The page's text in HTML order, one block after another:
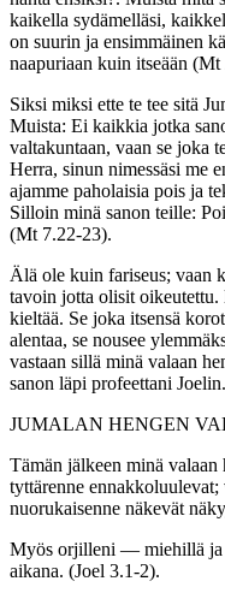
kaikella sydämelläsi,
on suurin ja ensimmäinen
naapuriaan kuin itseään
Siksi miksi ette te tee sitä
Muista: Ei kaikkia jotka
valtakuntaan, vaan se joka
Herra, sinun nimessäsi me
ajamme paholaisia pois ja
Silloin minä sanon teille:
(Mt 7.22-23).
Älä ole kuin fariseus; vaan
tavoin jotta olisit oikeutettu.
kieltää. Se joka itsensä
alentaa, se nousee
vastaan sillä minä valaan
sanon läpi profeettani Joelin.
JUMALAN HENGEN
Tämän jälkeen minä
tyttärenne
nuorukaisenne näkevät
Myös orjilleni — miehillä ja
aikana. (Joel 3.1-2).